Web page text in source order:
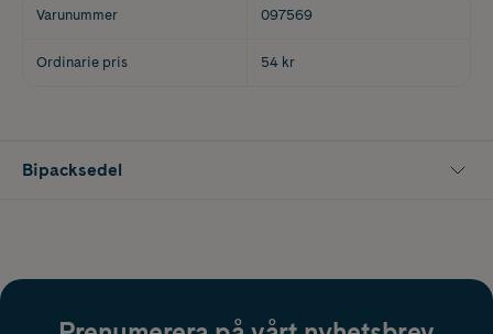
Varunummer 097569
Ordinarie pris 54 kr
Bipacksedel